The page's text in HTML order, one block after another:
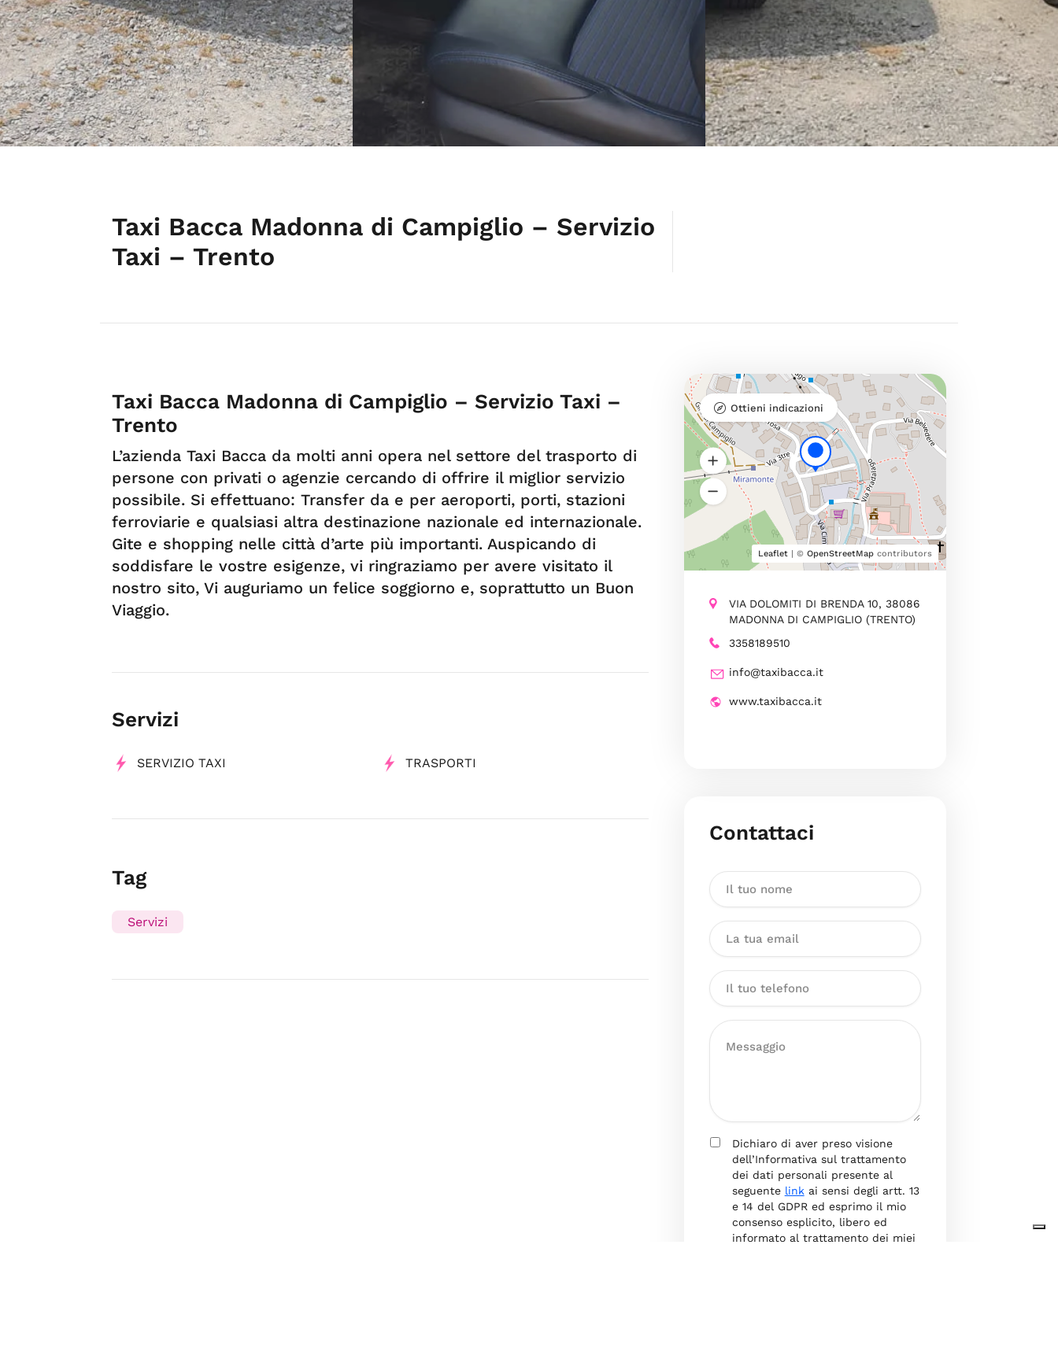
Taxi Bacca Madonna di Campiglio – Servizio
Taxi – Trento
Taxi Bacca Madonna di Campiglio – Servizio Taxi –
Trento
L’azienda Taxi Bacca da molti anni opera nel settore del trasporto di
persone con privati o agenzie cercando di offrire il miglior servizio
possibile. Si effettuano: Transfer da e per aeroporti, porti, stazioni
ferroviarie e qualsiasi altra destinazione nazionale ed internazionale.
Gite e shopping nelle città d’arte più importanti. Auspicando di
soddisfare le vostre esigenze, vi ringraziamo per avere visitato il
nostro sito, Vi auguriamo un felice soggiorno e, soprattutto un Buon
Viaggio.
Servizi
SERVIZIO TAXI TRASPORTI
Tag
Servizi
Leaflet| © OpenStreetMapcontributors
Ottieni indicazioni
VIA DOLOMITI DI BRENDA 10, 38086
MADONNA DI CAMPIGLIO (TRENTO)
3358189510
info@taxibacca.it
www.taxibacca.it
Contattaci
Dichiaro di aver preso visione
dell’Informativa sul trattamento
dei dati personali presente al
seguente linkai sensi degli artt. 13
e 14 del GDPR ed esprimo il mio
consenso esplicito, libero ed
informato al trattamento dei miei